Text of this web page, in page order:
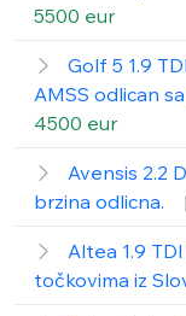
5500 eur
Golf 5 1.9
AMSS odlican
4500 eur
Avensis 2.2
brzina odlicna.
Altea 1.9
točkovima iz